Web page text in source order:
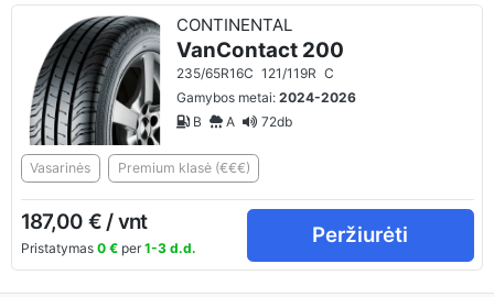
CONTINENTAL
VanContact 200
235/65R16C 121/119R C
Gamybos metai:2024-2026
B
A 72db
Vasarinės Premium klasė (€€€)
187,00 € / vnt
Pristatymas 0 €per 1-3 d.d.
Peržiurėti